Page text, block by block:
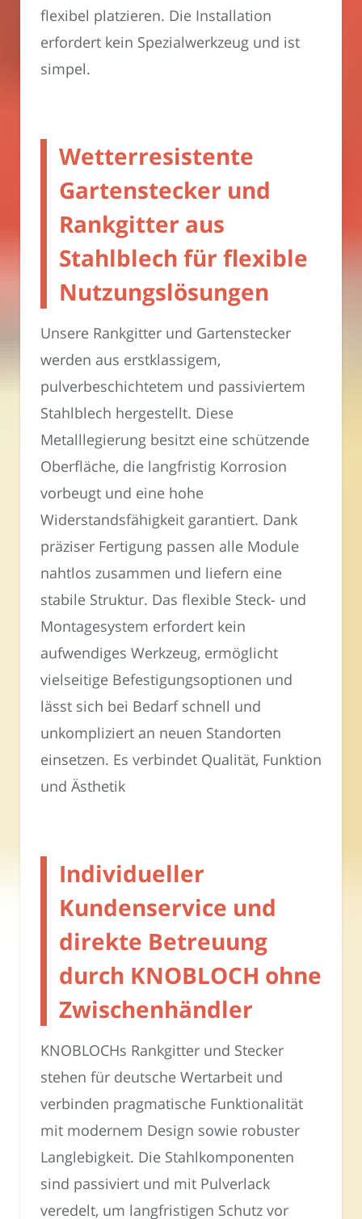
flexibel platzieren. Die Installation
erfordert kein Spezialwerkzeug und ist
simpel.
Wetterresistente
Gartenstecker und
Rankgitter aus
Stahlblech für flexible
Nutzungslösungen
Unsere Rankgitter und Gartenstecker
werden aus erstklassigem,
pulverbeschichtetem und passiviertem
Stahlblech hergestellt. Diese
Metalllegierung besitzt eine schützende
Oberfläche, die langfristig Korrosion
vorbeugt und eine hohe
Widerstandsfähigkeit garantiert. Dank
präziser Fertigung passen alle Module
nahtlos zusammen und liefern eine
stabile Struktur. Das flexible Steck- und
Montagesystem erfordert kein
aufwendiges Werkzeug, ermöglicht
vielseitige Befestigungsoptionen und
lässt sich bei Bedarf schnell und
unkompliziert an neuen Standorten
einsetzen. Es verbindet Qualität, Funktion
und Ästhetik
Individueller
Kundenservice und
direkte Betreuung
durch KNOBLOCH ohne
Zwischenhändler
KNOBLOCHs Rankgitter und Stecker
stehen für deutsche Wertarbeit und
verbinden pragmatische Funktionalität
mit modernem Design sowie robuster
Langlebigkeit. Die Stahlkomponenten
sind passiviert und mit Pulverlack
veredelt, um langfristigen Schutz vor